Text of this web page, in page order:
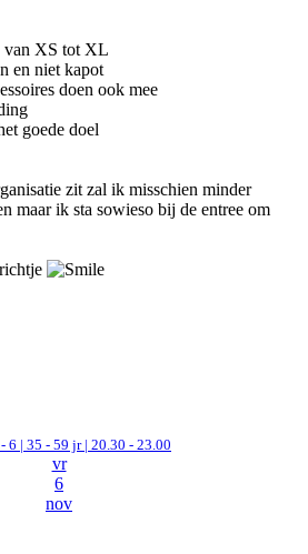
van XS tot XL
en niet kapot
doen ook mee
goede doel
zit zal ik misschien minder
maar ik sta sowieso bij de entree om
6 | 35 - 59 jr | 20.30 - 23.00
vr
6
nov